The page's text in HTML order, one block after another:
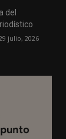
del
julio, 2026